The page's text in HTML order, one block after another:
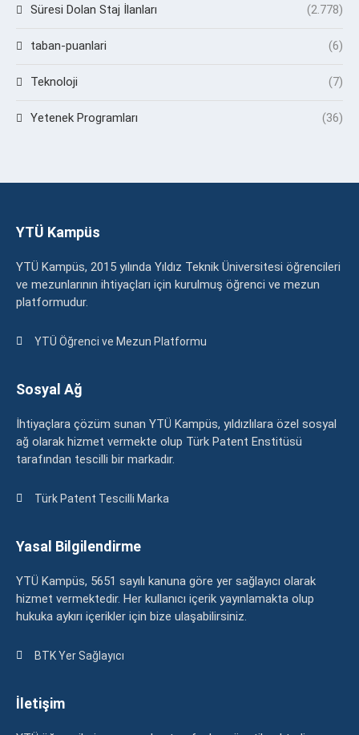
Süresi Dolan Staj İlanları (2.778)
taban-puanlari (6)
Teknoloji (7)
Yetenek Programları (36)
YTÜ Kampüs
YTÜ Kampüs, 2015 yılında Yıldız Teknik Üniversitesi öğrencileri
ve mezunlarının ihtiyaçları için kurulmuş öğrenci ve mezun
platformudur.
YTÜ Öğrenci ve Mezun Platformu
Sosyal Ağ
İhtiyaçlara çözüm sunan YTÜ Kampüs, yıldızlılara özel sosyal
ağ olarak hizmet vermekte olup Türk Patent Enstitüsü
tarafından tescilli bir markadır.
Türk Patent Tescilli Marka
Yasal Bilgilendirme
YTÜ Kampüs, 5651 sayılı kanuna göre yer sağlayıcı olarak
hizmet vermektedir. Her kullanıcı içerik yayınlamakta olup
hukuka aykırı içerikler için bize ulaşabilirsiniz.
BTK Yer Sağlayıcı
İletişim